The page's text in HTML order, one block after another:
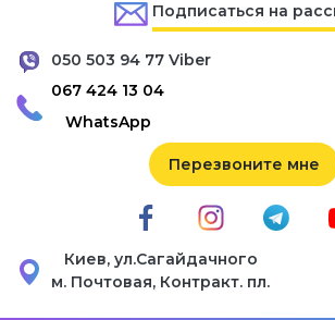
Подписаться на
050 503 94 77 Viber
067 424 13 04
WhatsApp
Перезвоните мне
Киев, ул.Сагайдачного
м. Почтовая, Контракт. пл.